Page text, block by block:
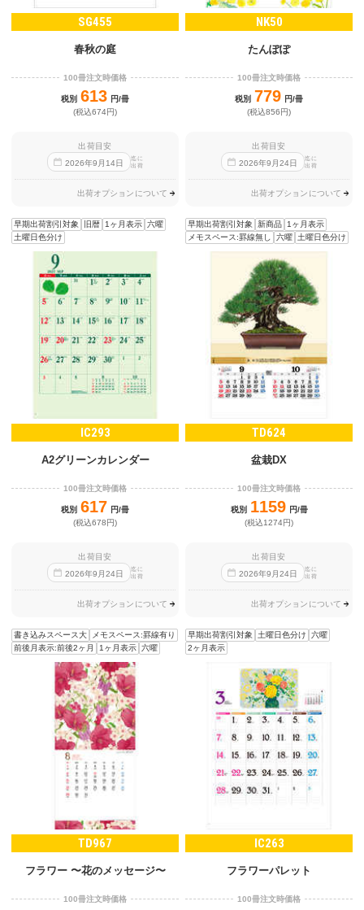
SG455
春秋の庭
100冊注文時価格
税別 613 円/冊
(税込674円)
出荷目安
2026年9 月14日
迄に
出荷
出荷オプションについて
早期出荷割引対象 旧暦 1ヶ月表示 六曜
土曜日色分け
NK50
たんぽぽ
100冊注文時価格
税別 779 円/冊
(税込856円)
出荷目安
2026年9 月24日
迄に
出荷
出荷オプションについて
早期出荷割引対象 新商品 1ヶ月表示
メモスペース:罫線無し
六曜 土曜日色分け
IC293
A2グリーンカレンダー
100冊注文時価格
税別 617 円/冊
(税込678円)
出荷目安
2026年9 月24日
迄に
出荷
出荷オプションについて
書き込みスペース大
メモスペース:罫線有り
前後月表示:前後2ヶ月
1ヶ月表示 六曜
TD624
盆栽DX
100冊注文時価格
税別 1159 円/冊
(税込1274円)
出荷目安
2026年9 月24日
迄に
出荷
出荷オプションについて
早期出荷割引対象 土曜日色分け
六曜
2ヶ月表示
TD967
フラワー 〜花のメッセージ〜
100冊注文時価格
IC263
フラワーパレット
100冊注文時価格